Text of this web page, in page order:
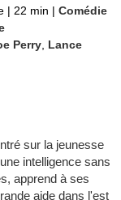
| 22 min | Comédie
Perry Lance
sur la jeunesse
intelligence sans
apprend à ses
aide dans l'est